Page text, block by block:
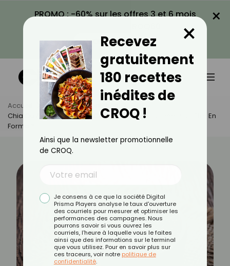
PROMO : -60% sur les offres 3 et 6 mois
VOIR LA PROMO
×
Accueil Actus
Alimentation
Chia Ou Avoine : Par Quoi Commencer La Journée Pour Être En
Forme ?
Recevez
gratuitement
180 recettes
inédites de
CROQ !
×
Ainsi que la newsletter promotionnelle
de CROQ.
Je consens à ce que la société Digital
Prisma Players analyse le taux d'ouverture
des courriels pour mesurer et optimiser les
performances des campagnes. Nous
pourrons savoir si vous ouvrez les
courriels, l'heure à laquelle vous le faites
ainsi que des informations sur le terminal
que vous utilisez. Pour en savoir plus sur
ces traceurs, voir notre politique de
confidentialité.